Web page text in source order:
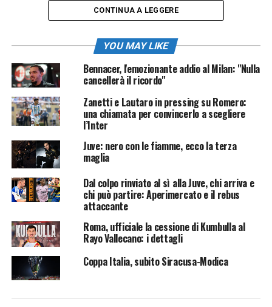
CONTINUA A LEGGERE
YOU MAY LIKE
Bennacer, l'emozionante addio al Milan: "Nulla
cancellerà il ricordo"
Zanetti e Lautaro in pressing su Romero:
una chiamata per convincerlo a scegliere
l’Inter
Juve: nero con le fiamme, ecco la terza
maglia
Dal colpo rinviato al sì alla Juve, chi arriva e
chi può partire: Aperimercato e il rebus
attaccante
Roma, ufficiale la cessione di Kumbulla al
Rayo Vallecano: i dettagli
Coppa Italia, subito Siracusa-Modica